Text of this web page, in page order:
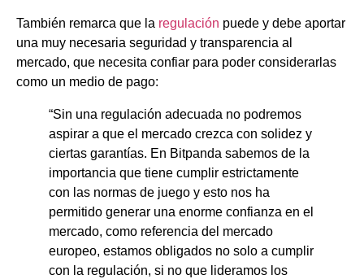
También remarca que la regulación puede y debe aportar
una muy necesaria seguridad y transparencia al
mercado, que necesita confiar para poder considerarlas
como un medio de pago:
“Sin una regulación adecuada no podremos
aspirar a que el mercado crezca con solidez y
ciertas garantías. En Bitpanda sabemos de la
importancia que tiene cumplir estrictamente
con las normas de juego y esto nos ha
permitido generar una enorme confianza en el
mercado, como referencia del mercado
europeo, estamos obligados no solo a cumplir
con la regulación, si no que lideramos los